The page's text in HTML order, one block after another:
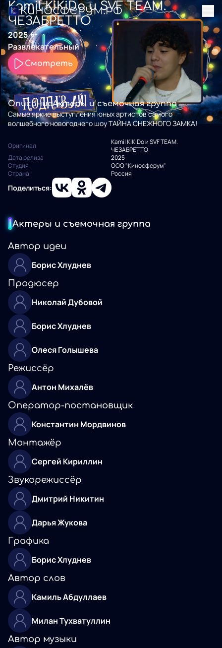
Kamil KiKiDo и SVF TEAM.
ЧЕЗАБРЕТТО
2025 6+
Развлекательный
Смотреть
ОписаниеАктеры и съемочная группа
Самые яркие выступления юных артистов самого
волшебного новогоднего шоу ТАЙНА СНЕЖНОГО ЗАМКА!
Оригинал
Kamil KiKiDo и SVF TEAM.
ЧЕЗАБРЕТТО
Дата релиза
2025
Студия
ООО "Киносферум"
Страна
Россия
Поделиться:
Актеры и съемочная группа
Автор идеи
Борис Хлуднев
Продюсер
Николай Дубовой
Борис Хлуднев
Олеся Голышева
Режиссёр
Антон Михалёв
Оператор-постановщик
Константин Мордвинов
Монтажёр
Сергей Кириллин
Звукорежиссёр
Дмитрий Никитин
Дарья Жукова
Графика
Борис Хлуднев
Автор слов
Камиль Абдуллаев
Милан Тухватуллин
Автор музыки